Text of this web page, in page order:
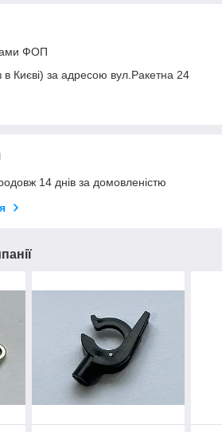
ФОП
в Києві) за адресою вул.Ракетна 24
14 днів за домовленістю